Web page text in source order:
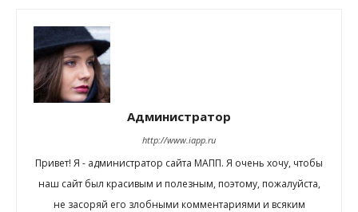
Администратор
http://www.iapp.ru
Привет! Я - администратор сайта МАПП. Я очень хочу, чтобы
наш сайт был красивым и полезным, поэтому, пожалуйста,
не засоряй его злобными комментариями и всяким